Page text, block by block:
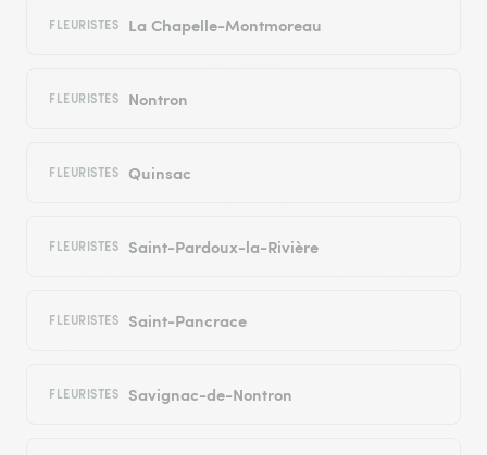
FLEURISTES La Chapelle-Montmoreau
FLEURISTES Nontron
FLEURISTES Quinsac
FLEURISTES Saint-Pardoux-la-Rivière
FLEURISTES Saint-Pancrace
FLEURISTES Savignac-de-Nontron